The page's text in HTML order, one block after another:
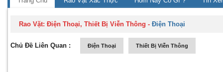
Rao Vặt:Điện Thoại, Thiết Bị Viễn Thông -Điện Thoại
Chủ Đề Liên Quan : Điện Thoại Thiết Bị Viễn Thông